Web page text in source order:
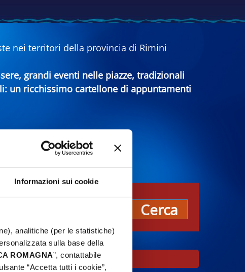
Informazioni sui cookie
analitiche (per le statistiche)
sulla base della
ROMAGNA”, contattabile
“Accetta tutti i cookie”,
nei territori della provincia di Rimini
grandi eventi nelle piazze, tradizionali
un ricchissimo cartellone di appuntamenti
Cerca
in loco.